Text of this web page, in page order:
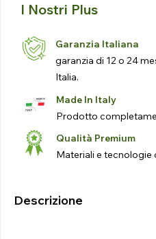
I Nostri Plus
Garanzia Italiana
garanzia di 12 o 24
Italia.
Made In Italy
Prodotto
Qualità Premium
Materiali e tecnologie
Descrizione